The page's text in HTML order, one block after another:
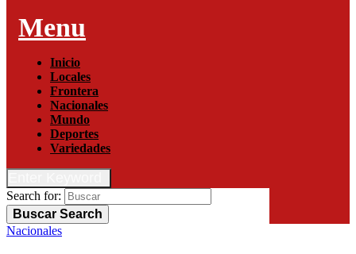
Menu
Inicio
Locales
Frontera
Nacionales
Mundo
Deportes
Variedades
Search for:
Buscar Search
Nacionales